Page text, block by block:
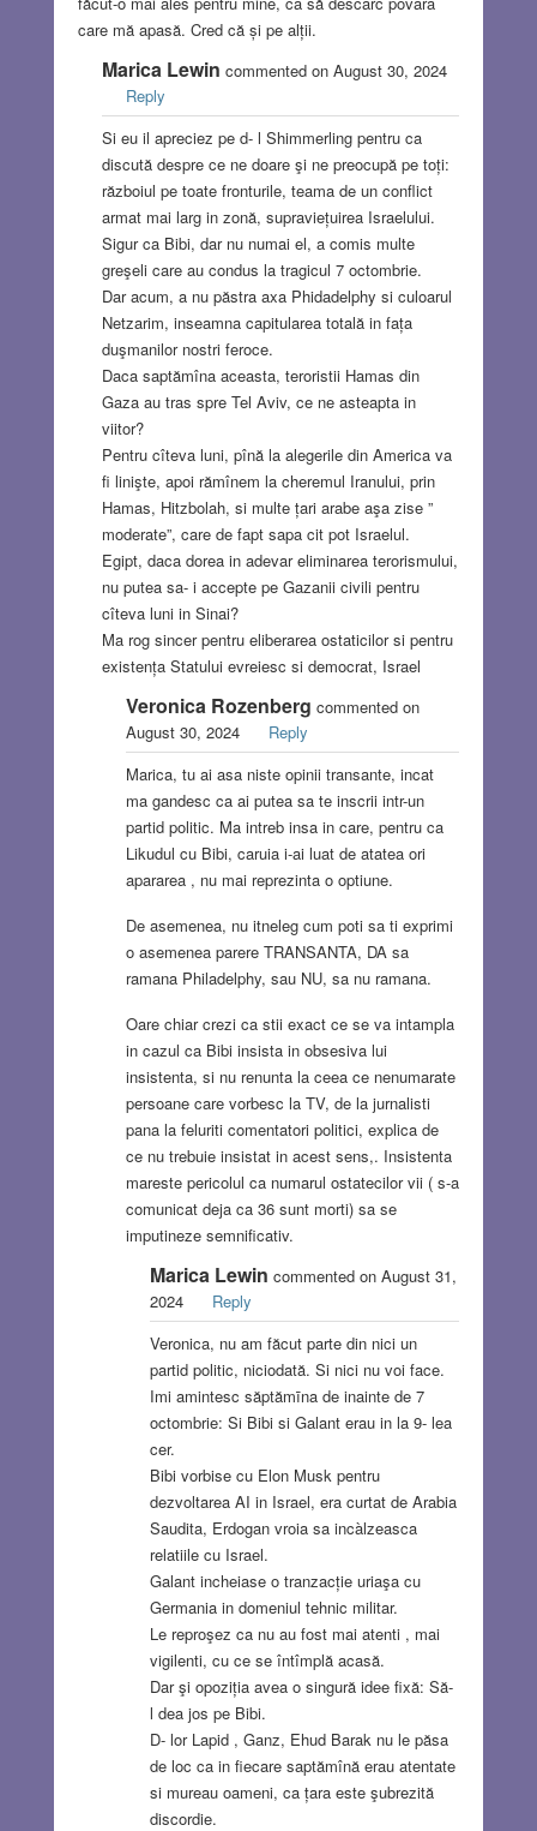
care mă apasă. Cred că și pe alții.
Marica Lewin commented on August 30, 2024
Reply
Si eu il apreciez pe d- l Shimmerling pentru ca
discută despre ce ne doare şi ne preocupă pe toți:
războiul pe toate fronturile, teama de un conflict
armat mai larg in zonă, supraviețuirea Israelului.
Sigur ca Bibi, dar nu numai el, a comis multe
greşeli care au condus la tragicul 7 octombrie.
Dar acum, a nu păstra axa Phidadelphy si culoarul
Netzarim, inseamna capitularea totală in fața
duşmanilor nostri feroce.
Daca saptămîna aceasta, teroristii Hamas din
Gaza au tras spre Tel Aviv, ce ne asteapta in
viitor?
Pentru cîteva luni, pînă la alegerile din America va
fi linişte, apoi rămînem la cheremul Iranului, prin
Hamas, Hitzbolah, si multe țari arabe aşa zise ”
moderate”, care de fapt sapa cit pot Israelul.
Egipt, daca dorea in adevar eliminarea terorismului,
nu putea sa- i accepte pe Gazanii civili pentru
cîteva luni in Sinai?
Ma rog sincer pentru eliberarea ostaticilor si pentru
existența Statului evreiesc si democrat, Israel
Veronica Rozenberg commented on
August 30, 2024
Reply
Marica, tu ai asa niste opinii transante, incat
ma gandesc ca ai putea sa te inscrii intr-un
partid politic. Ma intreb insa in care, pentru ca
Likudul cu Bibi, caruia i-ai luat de atatea ori
apararea , nu mai reprezinta o optiune.
De asemenea, nu itneleg cum poti sa ti exprimi
o asemenea parere TRANSANTA, DA sa
ramana Philadelphy, sau NU, sa nu ramana.
Oare chiar crezi ca stii exact ce se va intampla
in cazul ca Bibi insista in obsesiva lui
insistenta, si nu renunta la ceea ce nenumarate
persoane care vorbesc la TV, de la jurnalisti
pana la feluriti comentatori politici, explica de
ce nu trebuie insistat in acest sens,. Insistenta
mareste pericolul ca numarul ostatecilor vii ( s-a
comunicat deja ca 36 sunt morti) sa se
imputineze semnificativ.
Marica Lewin commented on August 31,
2024
Reply
Veronica, nu am făcut parte din nici un
partid politic, niciodată. Si nici nu voi face.
Imi amintesc săptămīna de inainte de 7
octombrie: Si Bibi si Galant erau in la 9- lea
cer.
Bibi vorbise cu Elon Musk pentru
dezvoltarea AI in Israel, era curtat de Arabia
Saudita, Erdogan vroia sa incàlzeasca
relatiile cu Israel.
Galant incheiase o tranzacție uriaşa cu
Germania in domeniul tehnic militar.
Le reproşez ca nu au fost mai atenti , mai
vigilenti, cu ce se întîmplă acasă.
Dar şi opoziția avea o singură idee fixă: Să-
l dea jos pe Bibi.
D- lor Lapid , Ganz, Ehud Barak nu le păsa
de loc ca in fiecare saptămînă erau atentate
si mureau oameni, ca țara este şubrezită
discordie.